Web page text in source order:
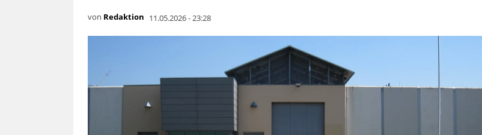
von Redaktion 11.05.2026 - 23:28